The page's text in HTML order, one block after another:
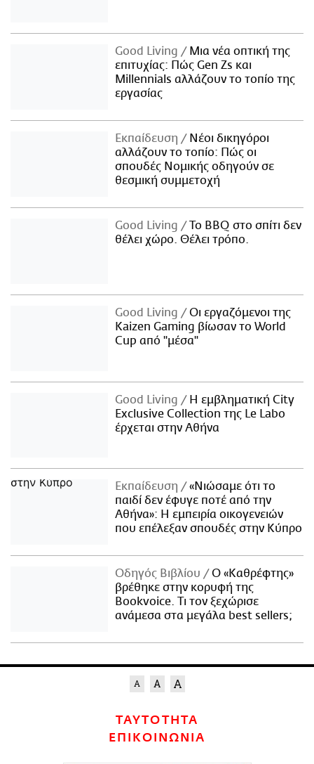
Good Living
Μια νέα οπτική της
επιτυχίας: Πώς Gen Zs και
Millennials αλλάζουν το τοπίο της
εργασίας
Εκπαίδευση
Νέοι δικηγόροι
αλλάζουν το τοπίο: Πώς οι
σπουδές Νομικής οδηγούν σε
θεσμική συμμετοχή
Good Living
Το BBQ στο σπίτι δεν
θέλει χώρο. Θέλει τρόπο.
Good Living
Οι εργαζόμενοι της
Kaizen Gaming βίωσαν το World
Cup από "μέσα"
Good Living
Η εμβληματική City
Exclusive Collection της Le Labo
έρχεται στην Αθήνα
Εκπαίδευση
«Νιώσαμε ότι το
παιδί δεν έφυγε ποτέ από την
Αθήνα»: Η εμπειρία οικογενειών
που επέλεξαν σπουδές στην Κύπρο
Οδηγός Βιβλίου
Ο «Καθρέφτης»
βρέθηκε στην κορυφή της
Bookvoice. Τι τον ξεχώρισε
ανάμεσα στα μεγάλα best sellers;
ΤΑΥΤΟΤΗΤΑ
ΕΠΙΚΟΙΝΩΝΙΑ